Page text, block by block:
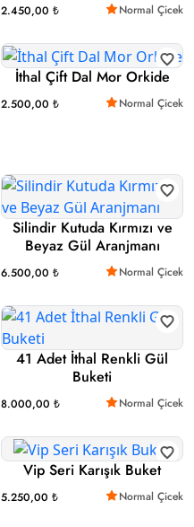
2.450,00 ₺ Normal Çicek
İthal Çift Dal Mor Orkide
2.500,00 ₺ Normal Çicek
Silindir Kutuda Kırmızı ve
Beyaz Gül Aranjmanı
6.500,00 ₺ Normal Çicek
41 Adet İthal Renkli Gül
Buketi
8.000,00 ₺ Normal Çicek
Vip Seri Karışık Buket
5.250,00 ₺ Normal Çicek